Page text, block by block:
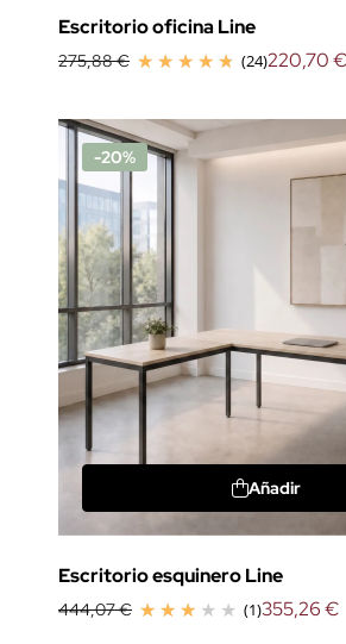
Escritorio oficina Line
275,88 € (24)220,70 €
-20%
Añadir
Escritorio esquinero Line
444,07 € (1)355,26 €